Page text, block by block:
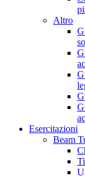
Altro
Esercitazioni
Beam